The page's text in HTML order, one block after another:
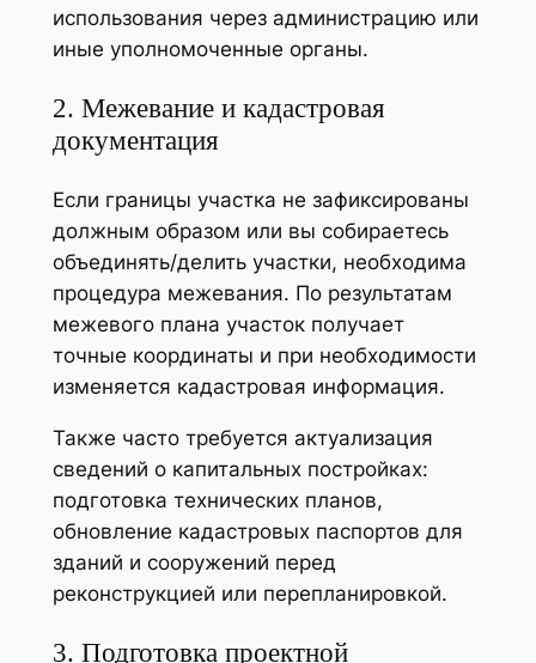
использования через администрацию или
иные уполномоченные органы.
2. Межевание и кадастровая
документация
Если границы участка не зафиксированы
должным образом или вы собираетесь
объединять/делить участки, необходима
процедура межевания. По результатам
межевого плана участок получает
точные координаты и при необходимости
изменяется кадастровая информация.
Также часто требуется актуализация
сведений о капитальных постройках:
подготовка технических планов,
обновление кадастровых паспортов для
зданий и сооружений перед
реконструкцией или перепланировкой.
3. Подготовка проектной